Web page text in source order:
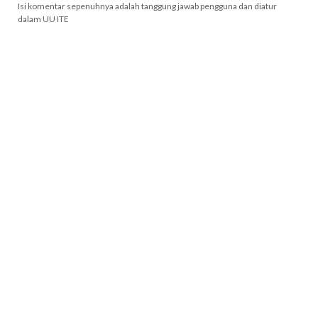
Isi komentar sepenuhnya adalah tanggung jawab pengguna dan diatur
dalam UU ITE